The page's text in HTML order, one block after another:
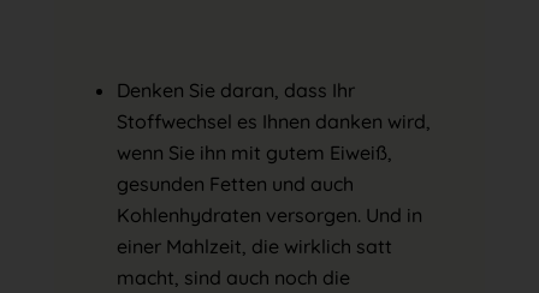
Denken Sie daran, dass Ihr
Stoffwechsel es Ihnen danken wird,
wenn Sie ihn mit gutem Eiweiß,
gesunden Fetten und auch
Kohlenhydraten versorgen. Und in
einer Mahlzeit, die wirklich satt
macht, sind auch noch die